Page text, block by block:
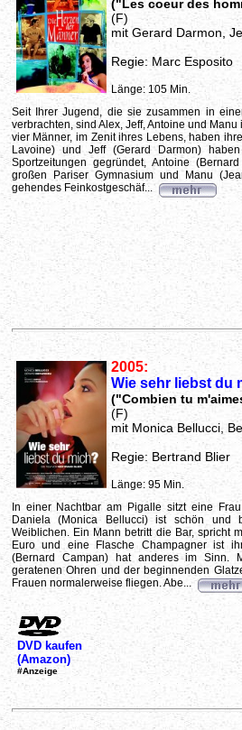
("Les coeur des
(F)
mit Gerard Darmon,
Regie: Marc Esposito
Länge: 105 Min.
Seit Ihrer Jugend, die sie zusammen in
verbrachten, sind Alex, Jeff, Antoine und
vier Männer, im Zenit ihres Lebens, haben
Lavoine) und Jeff (Gerard Darmon)
Sportzeitungen gegründet, Antoine
großen Pariser Gymnasium und Manu
gehendes Feinkostgeschäf...
2005:
Wie sehr liebst du
("Combien tu
(F)
mit Monica Bellucci,
Regie: Bertrand Blier
Länge: 95 Min.
In einer Nachtbar am Pigalle sitzt eine
Daniela (Monica Bellucci) ist schön und
Weiblichen. Ein Mann betritt die Bar, spricht
Euro und eine Flasche Champagner ist
(Bernard Campan) hat anderes im Sinn.
geratenen Ohren und der beginnenden
Frauen normalerweise fliegen. Abe...
DVD kaufen
(Amazon)
#Anzeige